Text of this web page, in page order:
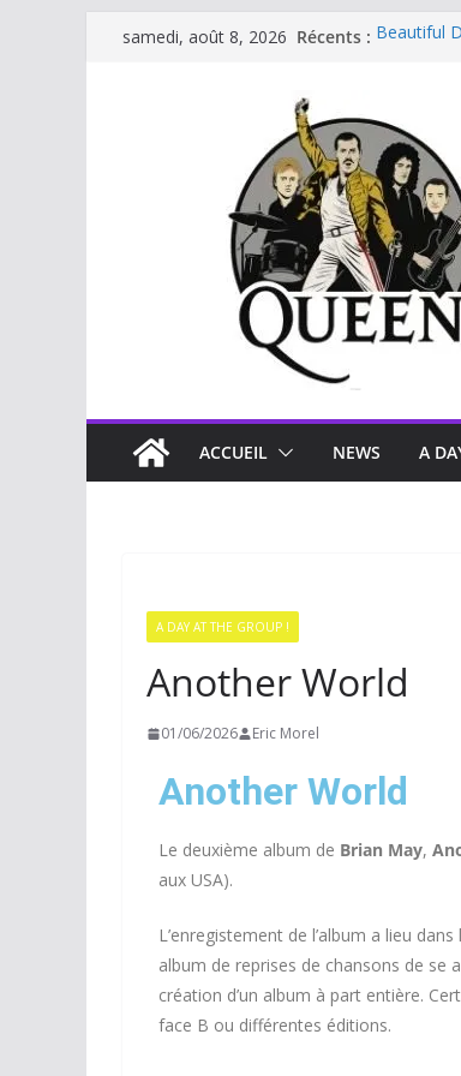
samedi, août 8, 2026 Récents : Beautiful
Je vis avec
ACCUEIL NEWS A
A DAY AT THE GROUP !
Another World
01/06/2026 Eric Morel
Another World
Le deuxième album de Brian May,
aux USA).
L’enregistement de l’album a lieu
album de reprises de chansons de se
création d’un album à part entière.
face B ou différentes éditions.